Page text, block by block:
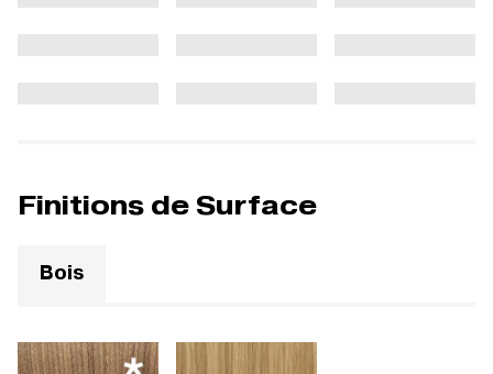
Finitions de Surface
Bois